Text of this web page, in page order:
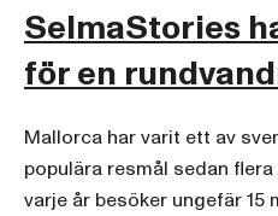
SelmaStories
för en
Mallorca har varit ett av
populära resmål sedan
varje år besöker ungefär 15